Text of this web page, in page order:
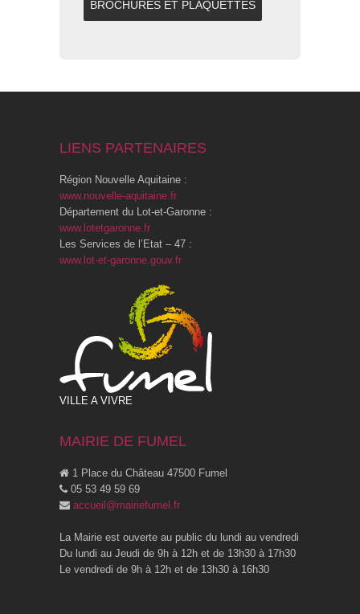
BROCHURES ET PLAQUETTES
LIENS PARTENAIRES
Région Nouvelle Aquitaine :
www.nouvelle-aquitaine.fr
Département du Lot-et-Garonne :
www.lotetgaronne.fr
Les Services de l’Etat – 47 :
www.lot-et-garonne.gouv.fr
VILLE A VIVRE
MAIRIE DE FUMEL
1 Place du Château 47500 Fumel
05 53 49 59 69
accueil@mairiefumel.fr
La Mairie est ouverte au public du lundi au vendredi
Du lundi au Jeudi de 9h à 12h et de 13h30 à 17h30
Le vendredi de 9h à 12h et de 13h30 à 16h30